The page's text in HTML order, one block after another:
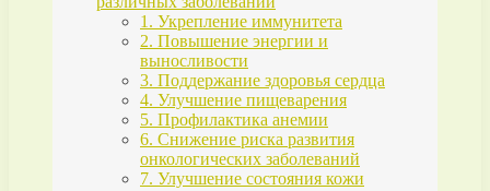
1. Укрепление иммунитета
2. Повышение энергии и
выносливости
3. Поддержание здоровья сердца
4. Улучшение пищеварения
5. Профилактика анемии
6. Снижение риска развития
онкологических заболеваний
7. Улучшение состояния кожи